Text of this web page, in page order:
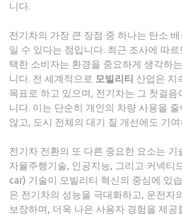
니다.
전기차의 가장 큰 장점 중 하나는 탄소
일 수 있다는 점입니다. 최근 조사에 따
택한 소비자는 환경을 중요하게 생각하
니다. 전 세계적으로 모빌리티 산업은 지
목표로 하고 있으며, 전기차는 그 첫걸음
니다. 이는 단순히 개인의 차량 사용을
않고, 도시 전체의 대기 질 개선에도 기
전기차 전환의 또 다른 중요한 요소는 기
자율주행기술, 인공지능, 그리고 커넥티
car) 기술이 모빌리티 혁신의 중심에 있
은 전기차의 성능을 극대화하고, 운전자
보장하며, 더욱 나은 사용자 경험을 제공